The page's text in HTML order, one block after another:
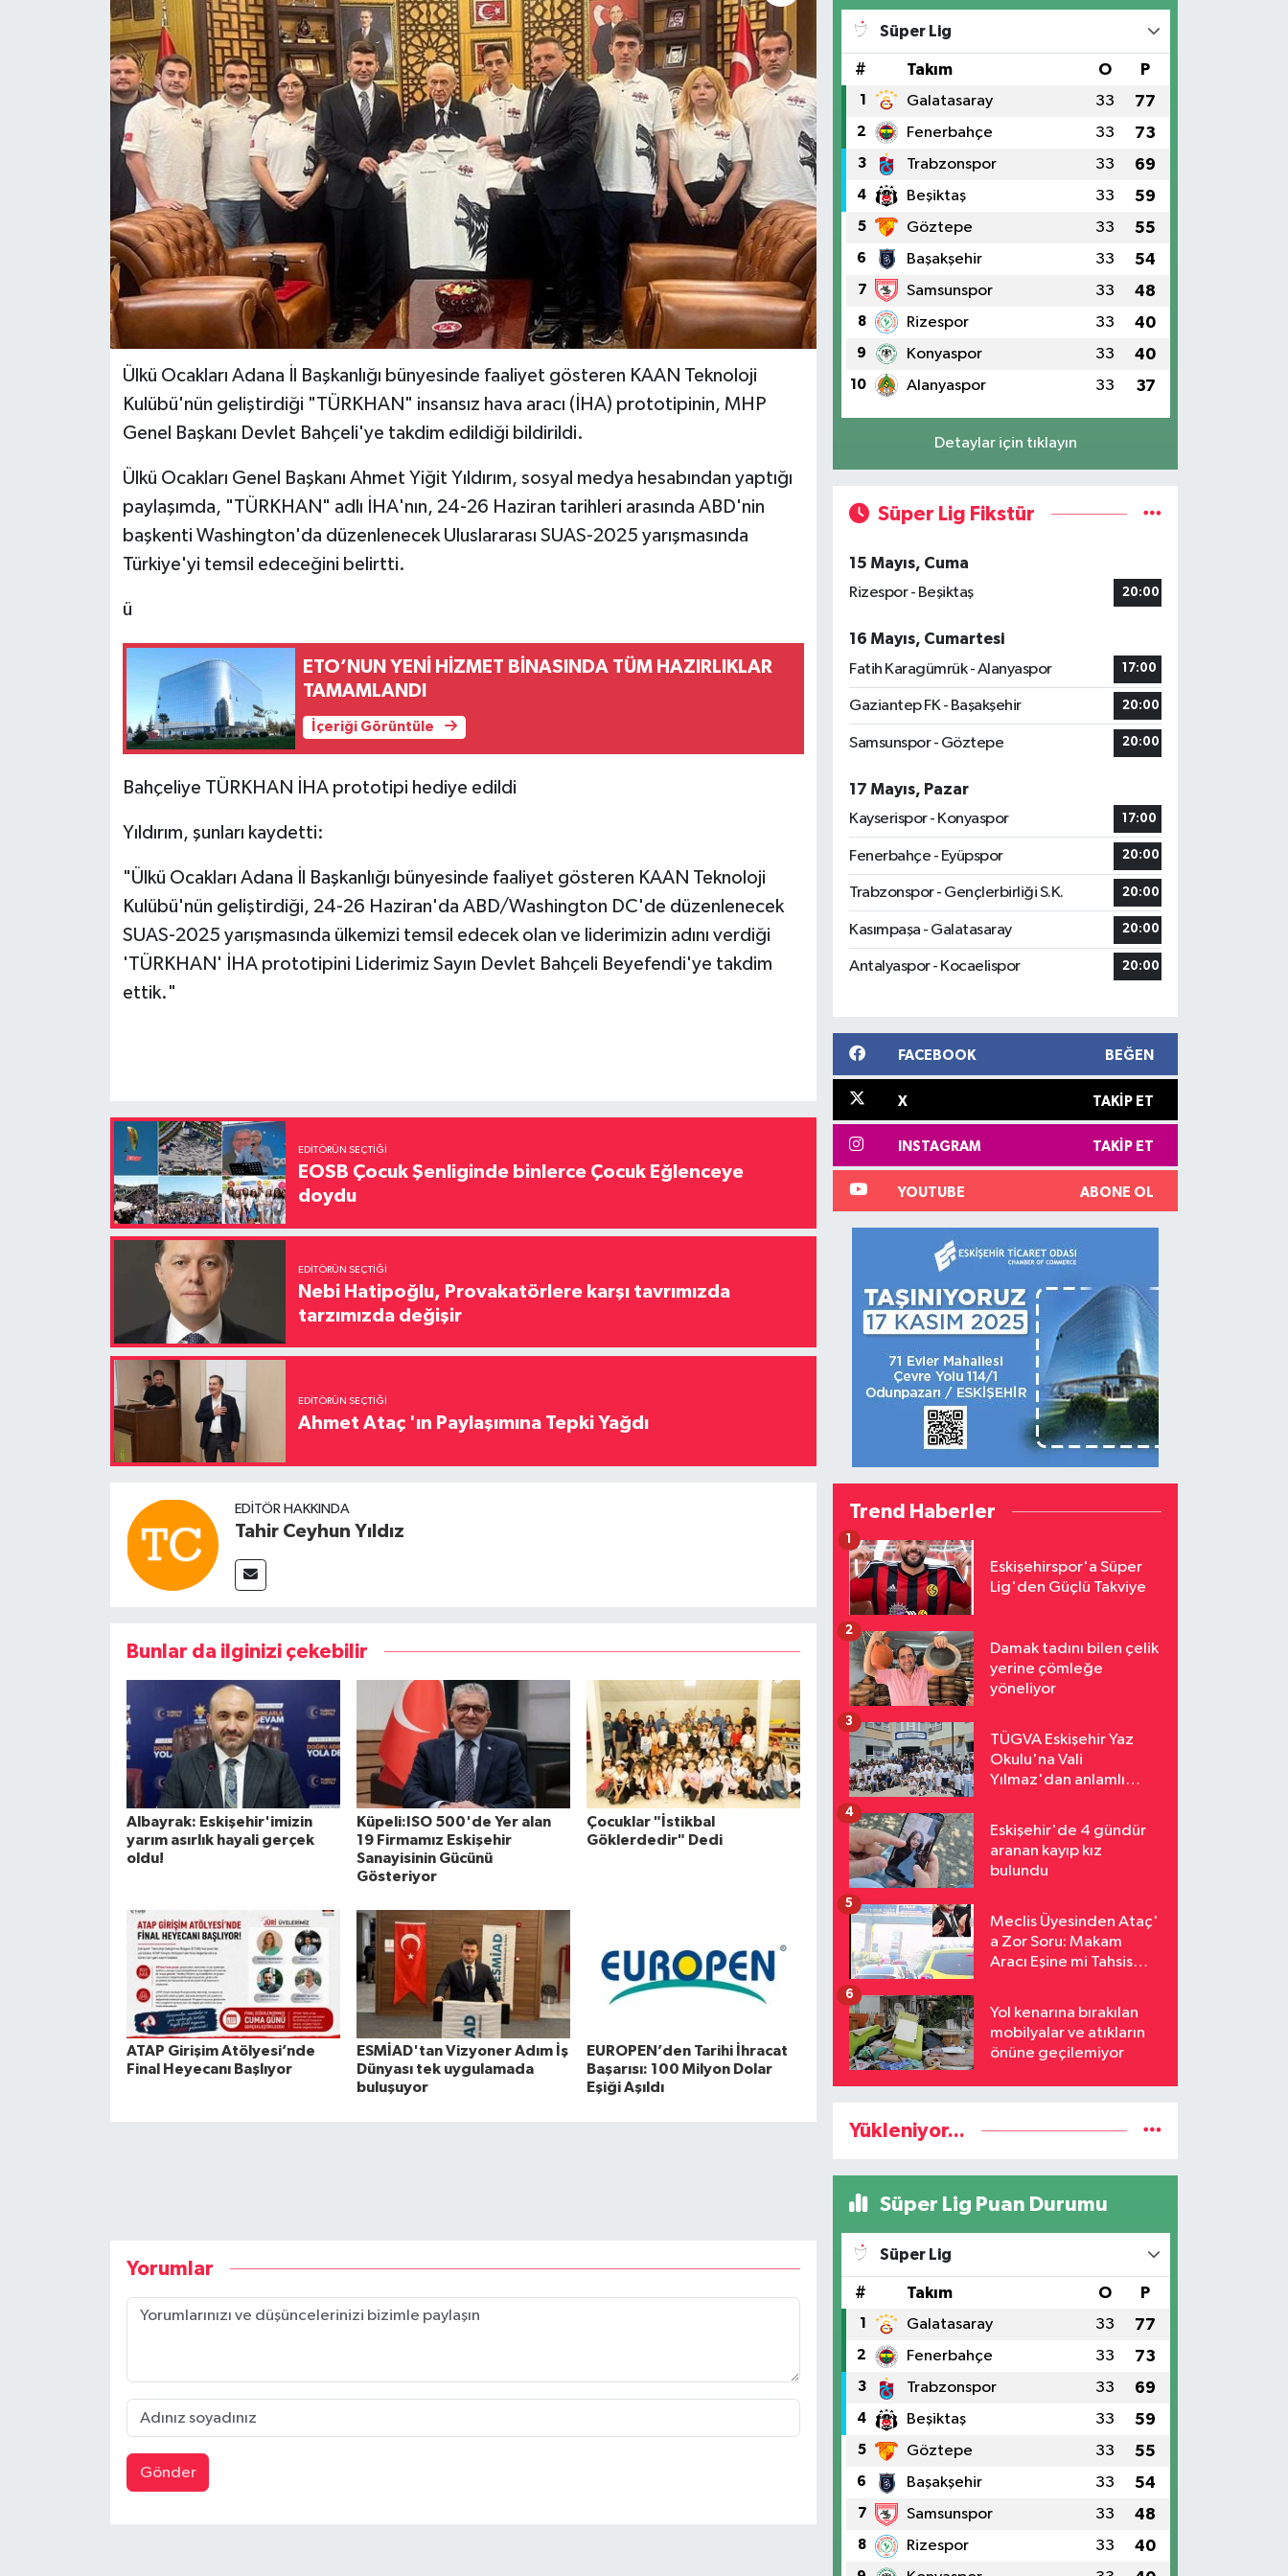
Ülkü Ocakları Adana İl Başkanlığı bünyesinde faaliyet gösteren KAAN Teknoloji
Kulübü'nün geliştirdiği "TÜRKHAN" insansız hava aracı (İHA) prototipinin, MHP
Genel Başkanı Devlet Bahçeli'ye takdim edildiği bildirildi.
Ülkü Ocakları Genel Başkanı Ahmet Yiğit Yıldırım, sosyal medya hesabından yaptığı
paylaşımda, "TÜRKHAN" adlı İHA'nın, 24-26 Haziran tarihleri arasında ABD'nin
başkenti Washington'da düzenlenecek Uluslararası SUAS-2025 yarışmasında
Türkiye'yi temsil edeceğini belirtti.
ü
ETO’NUN YENİ HİZMET BİNASINDA TÜM HAZIRLIKLAR
TAMAMLANDI
İçeriği Görüntüle
Bahçeliye TÜRKHAN İHA prototipi hediye edildi
Yıldırım, şunları kaydetti:
"Ülkü Ocakları Adana İl Başkanlığı bünyesinde faaliyet gösteren KAAN Teknoloji
Kulübü'nün geliştirdiği, 24-26 Haziran'da ABD/Washington DC'de düzenlenecek
SUAS-2025 yarışmasında ülkemizi temsil edecek olan ve liderimizin adını verdiği
'TÜRKHAN' İHA prototipini Liderimiz Sayın Devlet Bahçeli Beyefendi'ye takdim
ettik."
EDITÖRÜN SEÇTIĞI
EOSB Çocuk Şenliginde binlerce Çocuk Eğlenceye
doydu
EDITÖRÜN SEÇTIĞI
Nebi Hatipoğlu, Provakatörlere karşı tavrımızda
tarzımızda değişir
EDITÖRÜN SEÇTIĞI
Ahmet Ataç 'ın Paylaşımına Tepki Yağdı
EDITÖR HAKKINDA
Tahir Ceyhun Yıldız
Bunlar da ilginizi çekebilir
Albayrak: Eskişehir'imizin
yarım asırlık hayali gerçek
oldu!
Küpeli:ISO 500'de Yer alan
19 Firmamız Eskişehir
Sanayisinin Gücünü
Gösteriyor
Çocuklar "İstikbal
Göklerdedir" Dedi
ATAP Girişim Atölyesi’nde
Final Heyecanı Başlıyor
ESMİAD'tan Vizyoner Adım İş
Dünyası tek uygulamada
buluşuyor
EUROPEN’den Tarihi İhracat
Başarısı: 100 Milyon Dolar
Eşiği Aşıldı
Yorumlar
Gönder
Süper Lig
# Takım O P
1 Galatasaray 33 77
2 Fenerbahçe 33 73
3 Trabzonspor 33 69
4 Beşiktaş 33 59
5 Göztepe 33 55
6 Başakşehir 33 54
7 Samsunspor 33 48
8 Rizespor 33 40
9 Konyaspor 33 40
10 Alanyaspor 33 37
Detaylar için tıklayın
Süper Lig Fikstür
15 Mayıs, Cuma
Rizespor - Beşiktaş
20:00
16 Mayıs, Cumartesi
Fatih Karagümrük - Alanyaspor
17:00
Gaziantep FK - Başakşehir 20:00
Samsunspor - Göztepe 20:00
17 Mayıs, Pazar
Kayserispor - Konyaspor
17:00
Fenerbahçe - Eyüpspor 20:00
Trabzonspor - Gençlerbirliği S.K. 20:00
Kasımpaşa - Galatasaray 20:00
Antalyaspor - Kocaelispor 20:00
FACEBOOK BEĞEN
X TAKIP ET
INSTAGRAM TAKIP ET
YOUTUBE ABONE OL
Trend Haberler
Eskişehirspor'a Süper
Lig'den Güçlü Takviye
1
Damak tadını bilen çelik
yerine çömleğe
yöneliyor
2
TÜGVA Eskişehir Yaz
Okulu'na Vali
Yılmaz'dan anlamlı
3
Eskişehir'de 4 gündür
aranan kayıp kız
bulundu
4
Meclis Üyesinden Ataç'
a Zor Soru: Makam
Aracı Eşine mi Tahsis
5
Yol kenarına bırakılan
mobilyalar ve atıkların
önüne geçilemiyor
6
Yükleniyor...
Süper Lig Puan Durumu
Süper Lig
# Takım O P
1 Galatasaray 33 77
2 Fenerbahçe 33 73
3 Trabzonspor 33 69
4 Beşiktaş 33 59
5 Göztepe 33 55
6 Başakşehir 33 54
7 Samsunspor 33 48
8 Rizespor 33 40